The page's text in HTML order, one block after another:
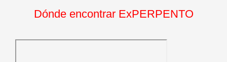
Dónde encontrar ExPERPENTO